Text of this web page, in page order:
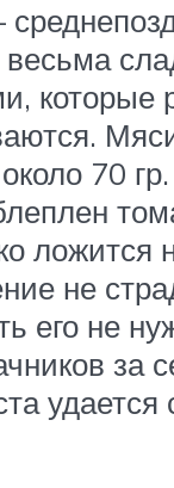
весьма
которые
70
не
его не
за